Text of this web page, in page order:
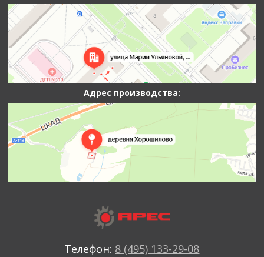
Адрес производства:
Телефон: 8 (495) 133-29-08